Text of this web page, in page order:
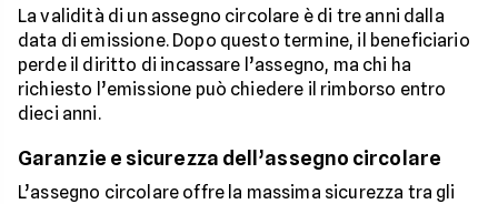
La validità di un assegno circolare è di tre anni dalla
data di emissione. Dopo questo termine, il beneficiario
perde il diritto di incassare l’assegno, ma chi ha
richiesto l’emissione può chiedere il rimborso entro
dieci anni.
Garanzie e sicurezza dell’assegno circolare
L’assegno circolare offre la massima sicurezza tra gli